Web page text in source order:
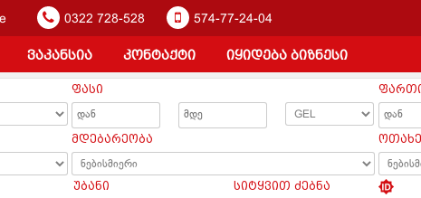
0322 728-528 574-77-24-04
ვაკანსია კონტაქტი იყიდება ბიზნესი
ფასი
მდებარეობა
უბანი სიტყვით ძებნა